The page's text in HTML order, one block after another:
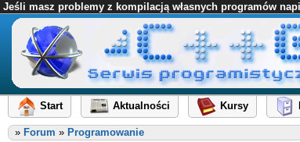
Jeśli masz problemy z kompilacją własnych programów
Start Aktualności Kursy
» Forum » Programowanie